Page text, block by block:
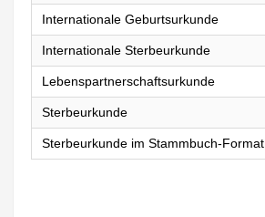
Internationale Geburtsurkunde
Internationale Sterbeurkunde
Lebenspartnerschaftsurkunde
Sterbeurkunde
Sterbeurkunde im Stammbuch-Format